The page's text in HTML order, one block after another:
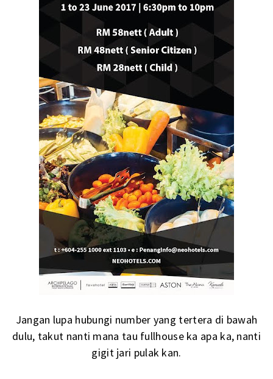
Jangan lupa hubungi number yang tertera di bawah
dulu, takut nanti mana tau fullhouse ka apa ka, nanti
gigit jari pulak kan.